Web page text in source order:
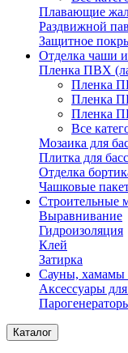
Плавающие
Раздвижной
Защитное
Отделка чаши
Пленка ПВХ
Пленка
Пленка
Пленка
Все
Мозаика для
Плитка для
Отделка
Чашковые
Строительные
Выравнивание
Гидроизоляция
Клей
Затирка
Сауны, хамамы
Аксессуары
Каталог